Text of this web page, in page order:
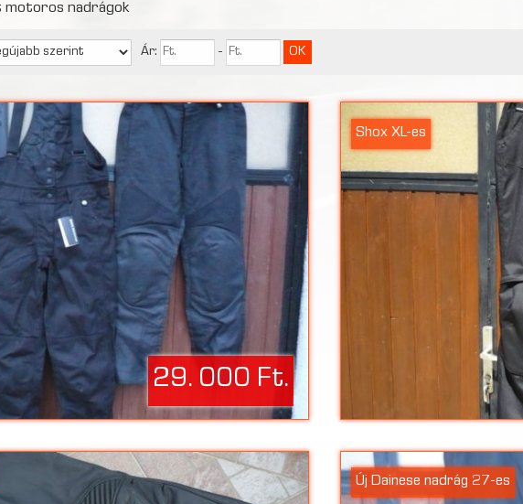
motoros nadrágok
Ár: -
29. 000 Ft.
Shox XL-es
Új Dainese nadrág 27-es